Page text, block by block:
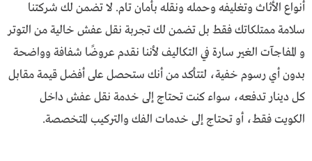
أنواع الأثاث وتغليفه وحمله ونقله بأمان تام. لا تضمن لك شركتنا
سلامة ممتلكاتك فقط بل تضمن لك تجربة نقل عفش خالية من التوتر
و المفاجآت الغير سارة في التكاليف لأننا نقدم عروضًا شفافة وواضحة
بدون أي رسوم خفية، لتتأكد من أنك ستحصل على أفضل قيمة مقابل
كل دينار تدفعه، سواء كنت تحتاج إلى خدمة نقل عفش داخل
الكويت فقط، أو تحتاج إلى خدمات الفك والتركيب المتخصصة.